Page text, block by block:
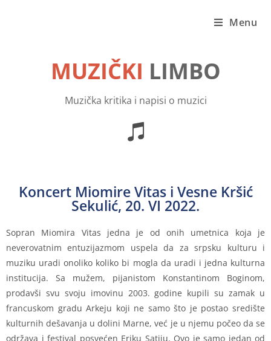
Menu
MUZIČKI LIMBO
Muzička kritika i napisi o muzici
Koncert Miomire Vitas i Vesne Kršić
Sekulić, 20. VI 2022.
Sopran Miomira Vitas jedna je od onih umetnica koja je
neverovatnim entuzijazmom uspela da za srpsku kulturu i
muziku uradi onoliko koliko bi mogla da uradi i jedna kulturna
institucija. Sa mužem, pijanistom Konstantinom Boginom,
prodavši svu svoju imovinu 2003. godine kupili su zamak u
francuskom gradu Arkeju koji ne samo što je postao središte
kulturnih dešavanja u dolini Marne, već je u njemu počeo da se
održava i festival posvećen Eriku Satiju. Ovo je samo jedan od